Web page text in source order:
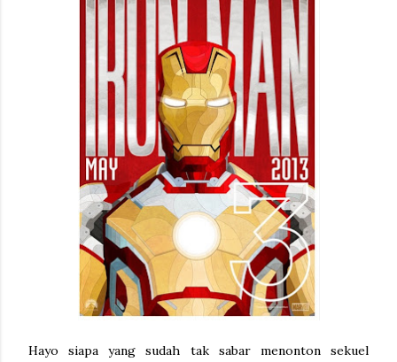
Hayo siapa yang sudah tak sabar menonton sekuel